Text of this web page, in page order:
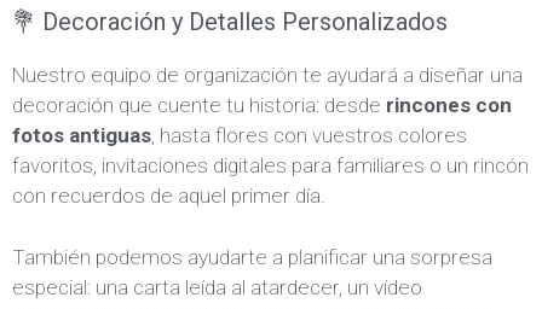
💐 Decoración y Detalles Personalizados
Nuestro equipo de organización te ayudará a diseñar una
decoración que cuente tu historia: desde rincones con
fotos antiguas, hasta flores con vuestros colores
favoritos, invitaciones digitales para familiares o un rincón
con recuerdos de aquel primer día.
También podemos ayudarte a planificar una sorpresa
especial: una carta leída al atardecer, un vídeo